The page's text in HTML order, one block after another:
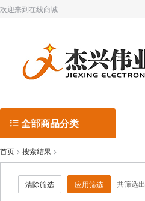
欢迎来到在线商城
 全部商品分类
首页 > 搜索结果 >
清除筛选 应用筛选 共筛选出